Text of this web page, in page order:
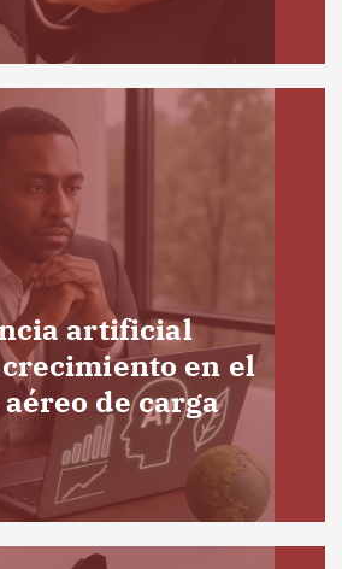
artificial
en el
de carga